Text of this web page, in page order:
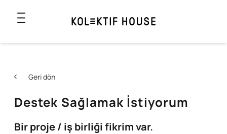
Geri dön
Destek Sağlamak İstiyorum
Bir proje / iş birliği fikrim var.